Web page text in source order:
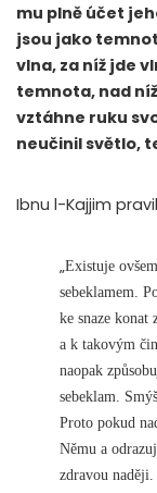
mu plně účet
jsou jako
vlna, za níž jde
temnota, nad
vztáhne ruku
neučinil světlo,
Ibnu l-Kajjim
„Existuje
sebeklamem.
ke snaze konat
a k takovým
naopak
sebeklam.
Proto pokud
Němu a
zdravou